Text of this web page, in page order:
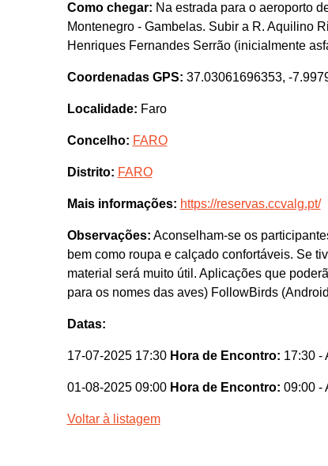
Como chegar: Na estrada para o aeroporto
Montenegro - Gambelas. Subir a R. Aquilino
Henriques Fernandes Serrão (inicialmente
Coordenadas GPS: 37.03061696353, -
Localidade: Faro
Concelho: FARO
Distrito: FARO
Mais informações: https://reservas.ccvalg.pt/
Observações: Aconselham-se os
bem como roupa e calçado confortáveis. Se
material será muito útil. Aplicações que
para os nomes das aves) FollowBirds
Datas:
17-07-2025 17:30 Hora de Encontro: 17:30 -
01-08-2025 09:00 Hora de Encontro: 09:00 -
Voltar à listagem